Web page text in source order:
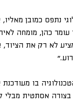
נתפס כמובן
כהן, מומחה
לא רק את
בו
אסתטית מבלי